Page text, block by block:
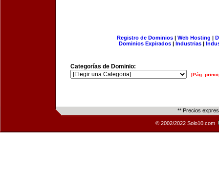
Registro de Dominios| Web Hosting |
Dominios Expirados | Industrias |
Categorías de Dominio:
[Pág.
** Precios
© 2002/2022 Solo10.com